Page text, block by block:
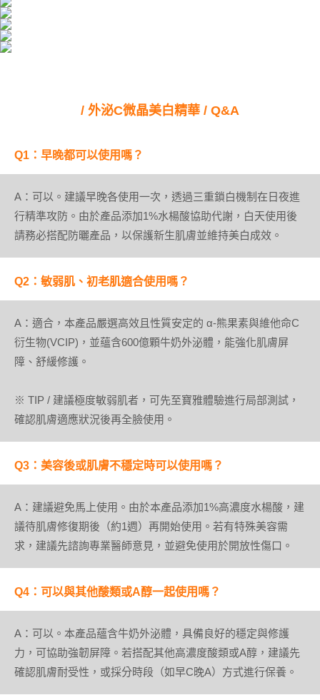
/ 外泌C微晶美白精華 / Q&A
Q1：早晚都可以使用嗎？
A：可以。建議早晚各使用一次，透過三重鎖白機制在日夜進
行精準攻防。由於產品添加1%水楊酸協助代謝，白天使用後
請務必搭配防曬產品，以保護新生肌膚並維持美白成效。
Q2：敏弱肌、初老肌適合使用嗎？
A：適合，本產品嚴選高效且性質安定的 α-熊果素與維他命C
衍生物(VCIP)，並蘊含600億顆牛奶外泌體，能強化肌膚屏
障、舒緩修護。
※ TIP / 建議極度敏弱肌者，可先至寶雅體驗進行局部測試，
確認肌膚適應狀況後再全臉使用。
Q3：美容後或肌膚不穩定時可以使用嗎？
A：建議避免馬上使用。由於本產品添加1%高濃度水楊酸，建
議待肌膚修復期後（約1週）再開始使用。若有特殊美容需
求，建議先諮詢專業醫師意見，並避免使用於開放性傷口。
Q4：可以與其他酸類或A醇一起使用嗎？
A：可以。本產品蘊含牛奶外泌體，具備良好的穩定與修護
力，可協助強韌屏障。若搭配其他高濃度酸類或A醇，建議先
確認肌膚耐受性，或採分時段（如早C晚A）方式進行保養。